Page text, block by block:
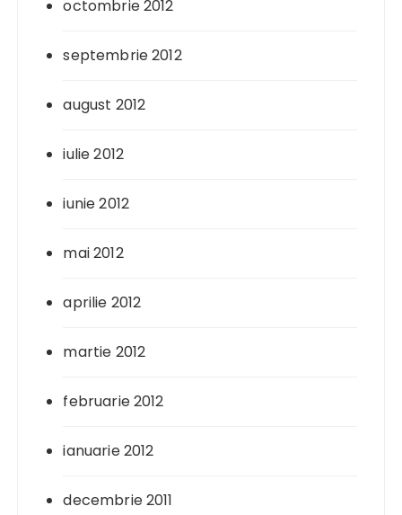
octombrie 2012
septembrie 2012
august 2012
iulie 2012
iunie 2012
mai 2012
aprilie 2012
martie 2012
februarie 2012
ianuarie 2012
decembrie 2011